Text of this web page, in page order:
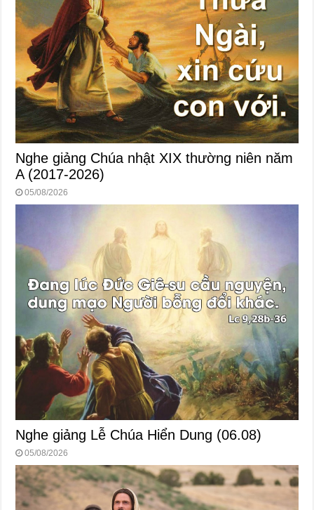
Nghe giảng Chúa nhật XIX thường niên năm
A (2017-2026)
05/08/2026
Nghe giảng Lễ Chúa Hiển Dung (06.08)
05/08/2026